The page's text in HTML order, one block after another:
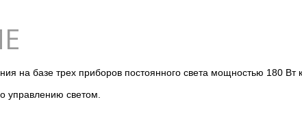
на базе трех приборов постоянного света мощностью 180
управлению светом.